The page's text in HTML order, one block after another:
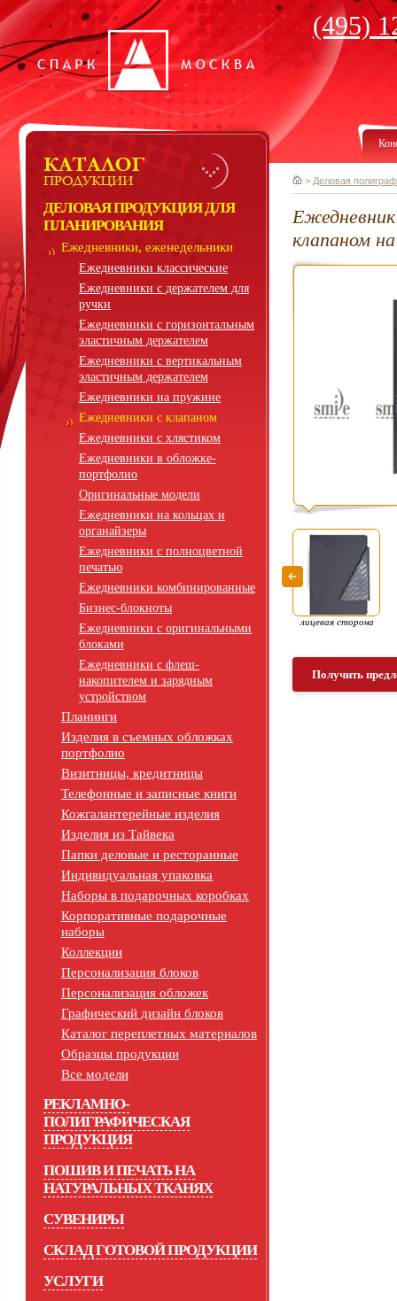
(495)
ДЕЛОВАЯ ПРОДУКЦИЯ ДЛЯ
ПЛАНИРОВАНИЯ
Ежедневники, еженедельники
Ежедневники классические
Ежедневники с держателем для
ручки
Ежедневники с горизонтальным
эластичным держателем
Ежедневники с вертикальным
эластичным держателем
Ежедневники на пружине
Ежедневники с клапаном
Ежедневники с хлястиком
Ежедневники в обложке-
портфолио
Оригинальные модели
Ежедневники на кольцах и
органайзеры
Ежедневники с полноцветной
печатью
Ежедневники комбинированные
Бизнес-блокноты
Ежедневники с оригинальными
блоками
Ежедневники с флеш-
накопителем и зарядным
устройством
Планинги
Изделия в съемных обложках
портфолио
Визитницы, кредитницы
Телефонные и записные книги
Кожгалантерейные изделия
Изделия из Тайвека
Папки деловые и ресторанные
Индивидуальная упаковка
Наборы в подарочных коробках
Корпоративные подарочные
наборы
Коллекции
Персонализация блоков
Персонализация обложек
Графический дизайн блоков
Каталог переплетных материалов
Образцы продукции
Все модели
РЕКЛАМНО-
ПОЛИГРАФИЧЕСКАЯ
ПРОДУКЦИЯ
ПОШИВ И ПЕЧАТЬ НА
НАТУРАЛЬНЫХ ТКАНЯХ
СУВЕНИРЫ
СКЛАД ГОТОВОЙ ПРОДУКЦИИ
УСЛУГИ
> Деловая
клапаном
лицевая сторона
Получить